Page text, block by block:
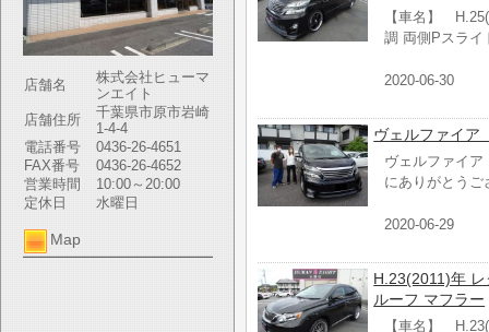
店舗名
株式会社ヒューマ
ンエイト
店舗住所
千葉県市原市岩崎
1-4-4
電話番号
0436-26-4651
FAX番号
0436-26-4652
営業時間
10:00～20:00
定休日
水曜日
Map
【車名】
調 両側Pスライ
2020-06-30
ヴェルファイ
ヴェルファイ
にありがとう
2020-06-29
H.23(2011)年
ルーフ マフラー
【車名】